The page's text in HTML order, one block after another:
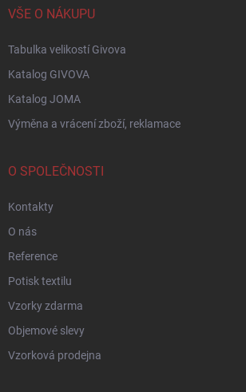
VŠE O NÁKUPU
Tabulka velikostí Givova
Katalog GIVOVA
Katalog JOMA
Výměna a vrácení zboží, reklamace
O SPOLEČNOSTI
Kontakty
O nás
Reference
Potisk textilu
Vzorky zdarma
Objemové slevy
Vzorková prodejna